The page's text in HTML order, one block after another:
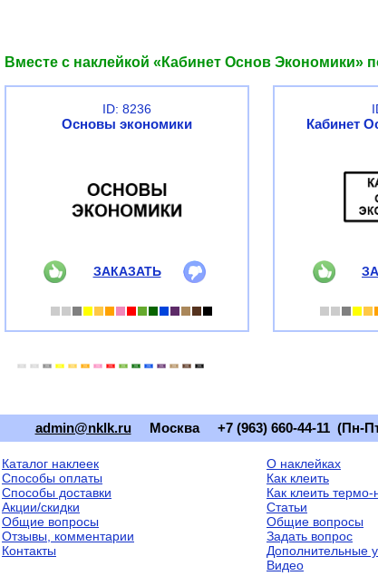
Вместе с наклейкой «Кабинет Основ Экономики»
ID: 8236
Основы экономики
ЗАКАЗАТЬ
Кабинет
admin@nklk.ru Москва +7 (963) 660-44-11 (Пн-
Каталог наклеек
Способы оплаты
Способы доставки
Акции/скидки
Общие вопросы
Отзывы, комментарии
Контакты
О наклейках
Как клеить
Как клеить термо-
Статьи
Общие вопросы
Задать вопрос
Дополнительные
Видео